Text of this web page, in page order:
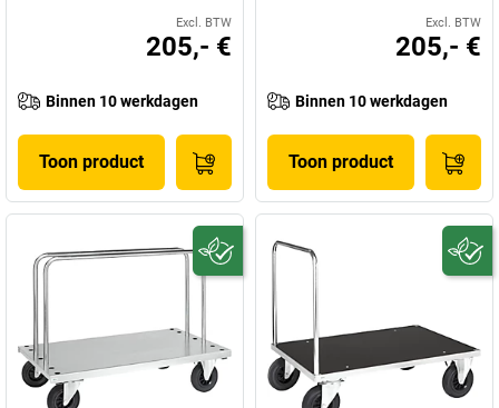
Excl. BTW
205,- €
Binnen 10 werkdagen
Toon product
Excl. BTW
205,- €
Binnen 10 werkdagen
Toon product